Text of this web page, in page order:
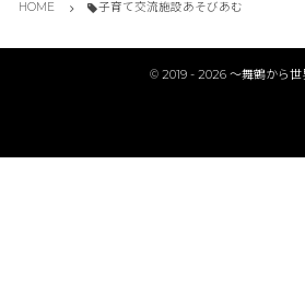
HOME 子育て交流施設あそびあむ
© 2019 - 2026 〜舞鶴から世